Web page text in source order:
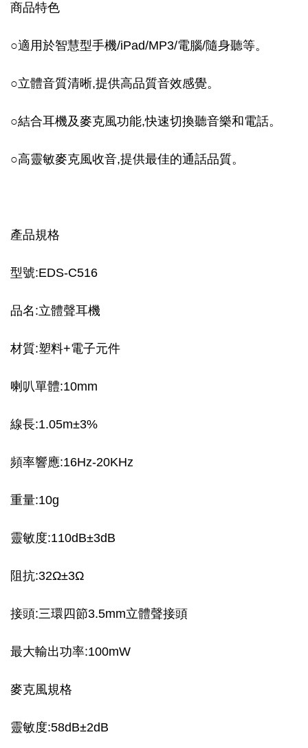
商品特色
○適用於智慧型手機/iPad/MP3/電腦/隨身聽等。
○立體音質清晰,提供高品質音效感覺。
○結合耳機及麥克風功能,快速切換聽音樂和電話。
○高靈敏麥克風收音,提供最佳的通話品質。
產品規格
型號:EDS-C516
品名:立體聲耳機
材質:塑料+電子元件
喇叭單體:10mm
線長:1.05m±3%
頻率響應:16Hz-20KHz
重量:10g
靈敏度:110dB±3dB
阻抗:32Ω±3Ω
接頭:三環四節3.5mm立體聲接頭
最大輸出功率:100mW
麥克風規格
靈敏度:58dB±2dB